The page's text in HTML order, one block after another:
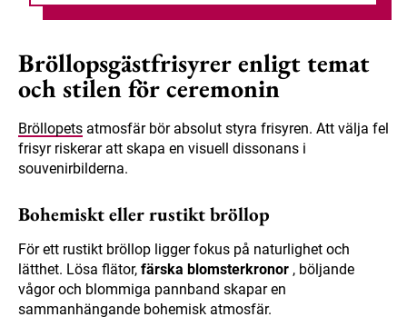
Bröllopsgästfrisyrer enligt temat
och stilen för ceremonin
Bröllopets atmosfär bör absolut styra frisyren. Att välja fel
frisyr riskerar att skapa en visuell dissonans i
souvenirbilderna.
Bohemiskt eller rustikt bröllop
För ett rustikt bröllop ligger fokus på naturlighet och
lätthet. Lösa flätor, färska blomsterkronor , böljande
vågor och blommiga pannband skapar en
sammanhängande bohemisk atmosfär.